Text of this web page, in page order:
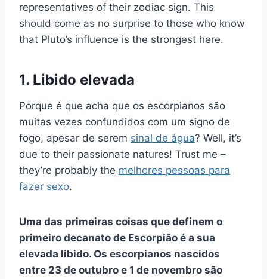
representatives of their zodiac sign. This
should come as no surprise to those who know
that Pluto’s influence is the strongest here.
1. Libido elevada
Porque é que acha que os escorpianos são
muitas vezes confundidos com um signo de
fogo, apesar de serem sinal de água? Well, it’s
due to their passionate natures! Trust me –
they’re probably the melhores pessoas para
fazer sexo.
Uma das primeiras coisas que definem o
primeiro decanato de Escorpião é a sua
elevada libido. Os escorpianos nascidos
entre 23 de outubro e 1 de novembro são